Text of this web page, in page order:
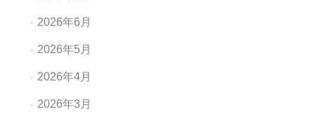
2026年6月
2026年5月
2026年4月
2026年3月